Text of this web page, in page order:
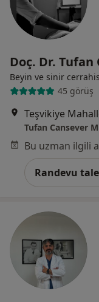
Doç. Dr. Tufan
Beyin ve sinir
45 görüş
Tufan Cansever
Randevu